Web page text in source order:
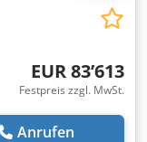
EUR 83’613
Festpreis zzgl. MwSt.
Anrufen